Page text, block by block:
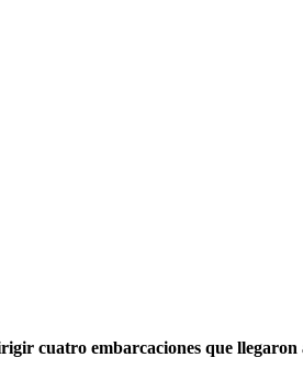
cuatro embarcaciones que